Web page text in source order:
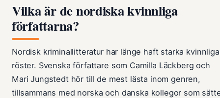
Vilka är de nordiska kvinnliga
författarna?
Nordisk kriminallitteratur har länge haft starka kvinnliga
röster. Svenska författare som Camilla Läckberg och
Mari Jungstedt hör till de mest lästa inom genren,
tillsammans med norska och danska kollegor som